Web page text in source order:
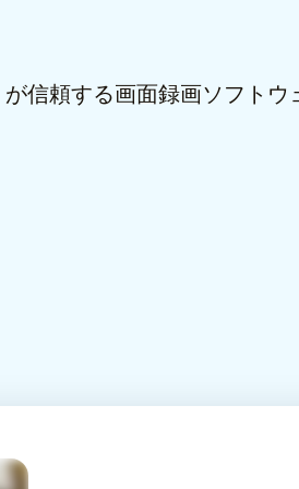
が信頼する画面録画ソフトウ